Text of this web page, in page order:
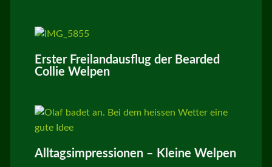
Erster Freilandausflug der Bearded
Collie Welpen
Alltagsimpressionen – Kleine Welpen